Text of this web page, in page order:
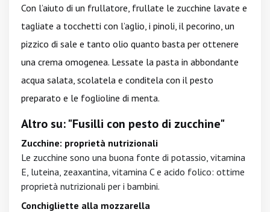
Con l’aiuto di un frullatore, frullate le zucchine lavate e
tagliate a tocchetti con l’aglio, i pinoli, il pecorino, un
pizzico di sale e tanto olio quanto basta per ottenere
una crema omogenea. Lessate la pasta in abbondante
acqua salata, scolatela e conditela con il pesto
preparato e le foglioline di menta.
Altro su: "Fusilli con pesto di zucchine"
Zucchine: proprietà nutrizionali
Le zucchine sono una buona fonte di potassio, vitamina
E, luteina, zeaxantina, vitamina C e acido folico: ottime
proprietà nutrizionali per i bambini.
Conchigliette alla mozzarella